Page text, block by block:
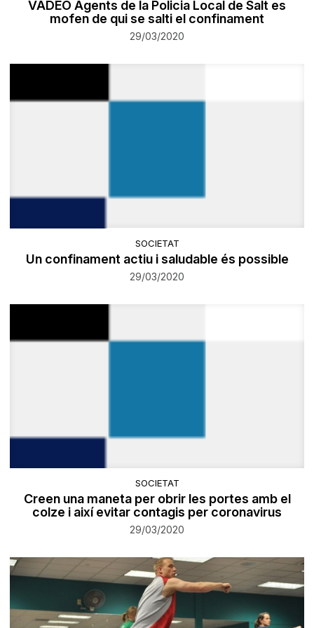
VÃDEO Agents de la Policia Local de Salt es
mofen de qui se salti el confinament
29/03/2020
SOCIETAT
Un confinament actiu i saludable és possible
29/03/2020
SOCIETAT
Creen una maneta per obrir les portes amb el
colze i així evitar contagis per coronavirus
29/03/2020